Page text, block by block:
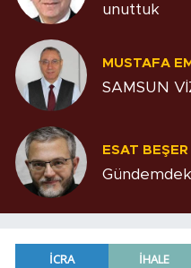
unuttuk
MUSTAFA
SAMSUN
ESAT BEŞER